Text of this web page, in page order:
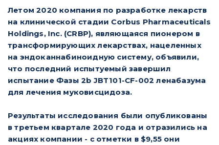
Летом 2020 компания по разработке лекарств
на клинической стадии Corbus Pharmaceuticals
Holdings, Inc. (CRBP), являющаяся пионером в
трансформирующих лекарствах, нацеленных
на эндоканнабиноидную систему, объявили,
что последний испытуемый завершил
испытание Фазы 2b JBT101-CF-002 ленабазума
для лечения муковисцидоза.
Результаты исследования были опубликованы
в третьем квартале 2020 года и отразились на
акциях компании - с отметки в $9,55 они